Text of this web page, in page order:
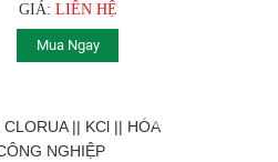
GIÁ: LIÊN HỆ
Mua Ngay